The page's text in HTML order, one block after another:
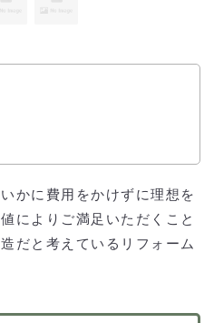
かに費用をかけずに理想を
によりご満足いただくこと
だと考えているリフォーム